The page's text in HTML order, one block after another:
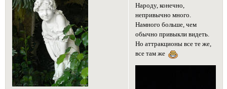
Народу, конечно,
непривычно много.
Намного больше, чем
обычно привыкли видеть.
Но аттракционы все те же,
все там же